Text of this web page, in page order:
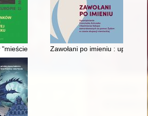
"mieście poetów” : ruch nowoczesny w
Zawołani po imieniu :